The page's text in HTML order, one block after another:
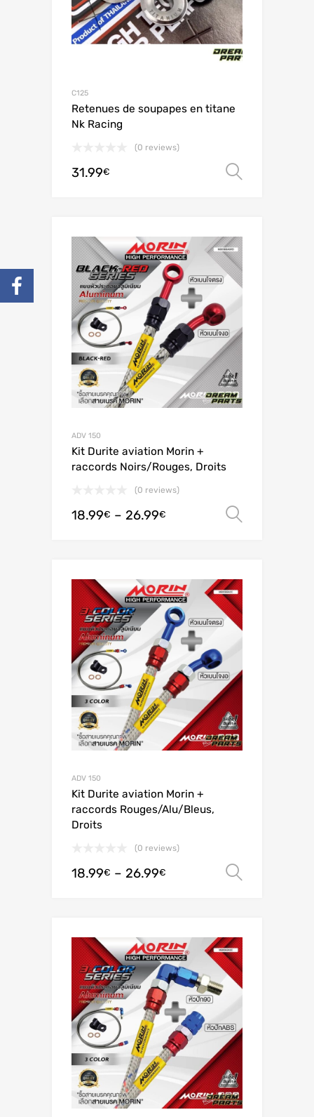
C125
Retenues de soupapes en titane
Nk Racing
(0 reviews)
31.99€
ADV 150
Kit Durite aviation Morin +
raccords Noirs/Rouges, Droits
(0 reviews)
18.99€ – 26.99€
ADV 150
Kit Durite aviation Morin +
raccords Rouges/Alu/Bleus,
Droits
(0 reviews)
18.99€ – 26.99€